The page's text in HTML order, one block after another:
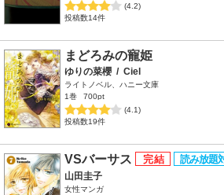
(4.2)
投稿数14件
まどろみの寵姫
ゆりの菜櫻 / Ciel
ライトノベル、ハニー文庫
1巻
700pt
(4.1)
投稿数19件
VSバーサス
山田圭子
女性マンガ